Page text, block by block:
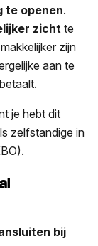
te openen.
zicht te
zijn
aan te
je hebt dit
zelfstandige in
bij